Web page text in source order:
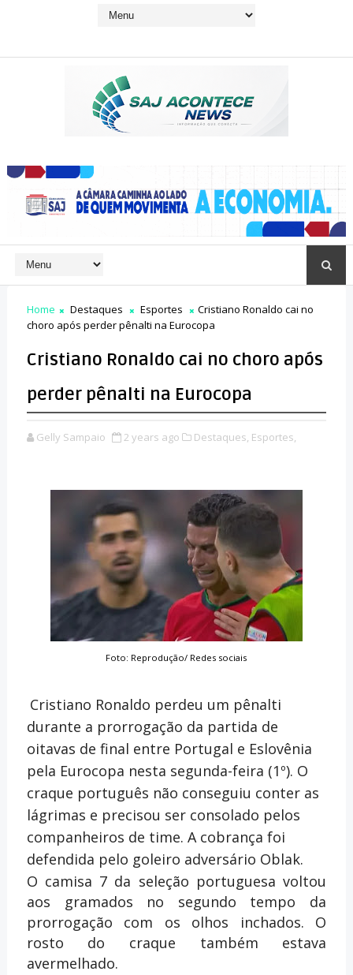
Home Destaques Esportes
Cristiano Ronaldo cai no
choro após perder pênalti na Eurocopa
Cristiano Ronaldo cai no choro após
perder pênalti na Eurocopa
Gelly Sampaio 2 years ago Destaques, Esportes,
Foto: Reprodução/ Redes sociais
Cristiano Ronaldo perdeu um pênalti
durante a prorrogação da partida de
oitavas de final entre Portugal e Eslovênia
pela Eurocopa nesta segunda-feira (1º). O
craque português não conseguiu conter as
lágrimas e precisou ser consolado pelos
companheiros de time. A cobrança foi
defendida pelo goleiro adversário Oblak.
O camisa 7 da seleção portuguesa voltou
aos gramados no segundo tempo da
prorrogação com os olhos inchados. O
rosto do craque também estava
avermelhado.